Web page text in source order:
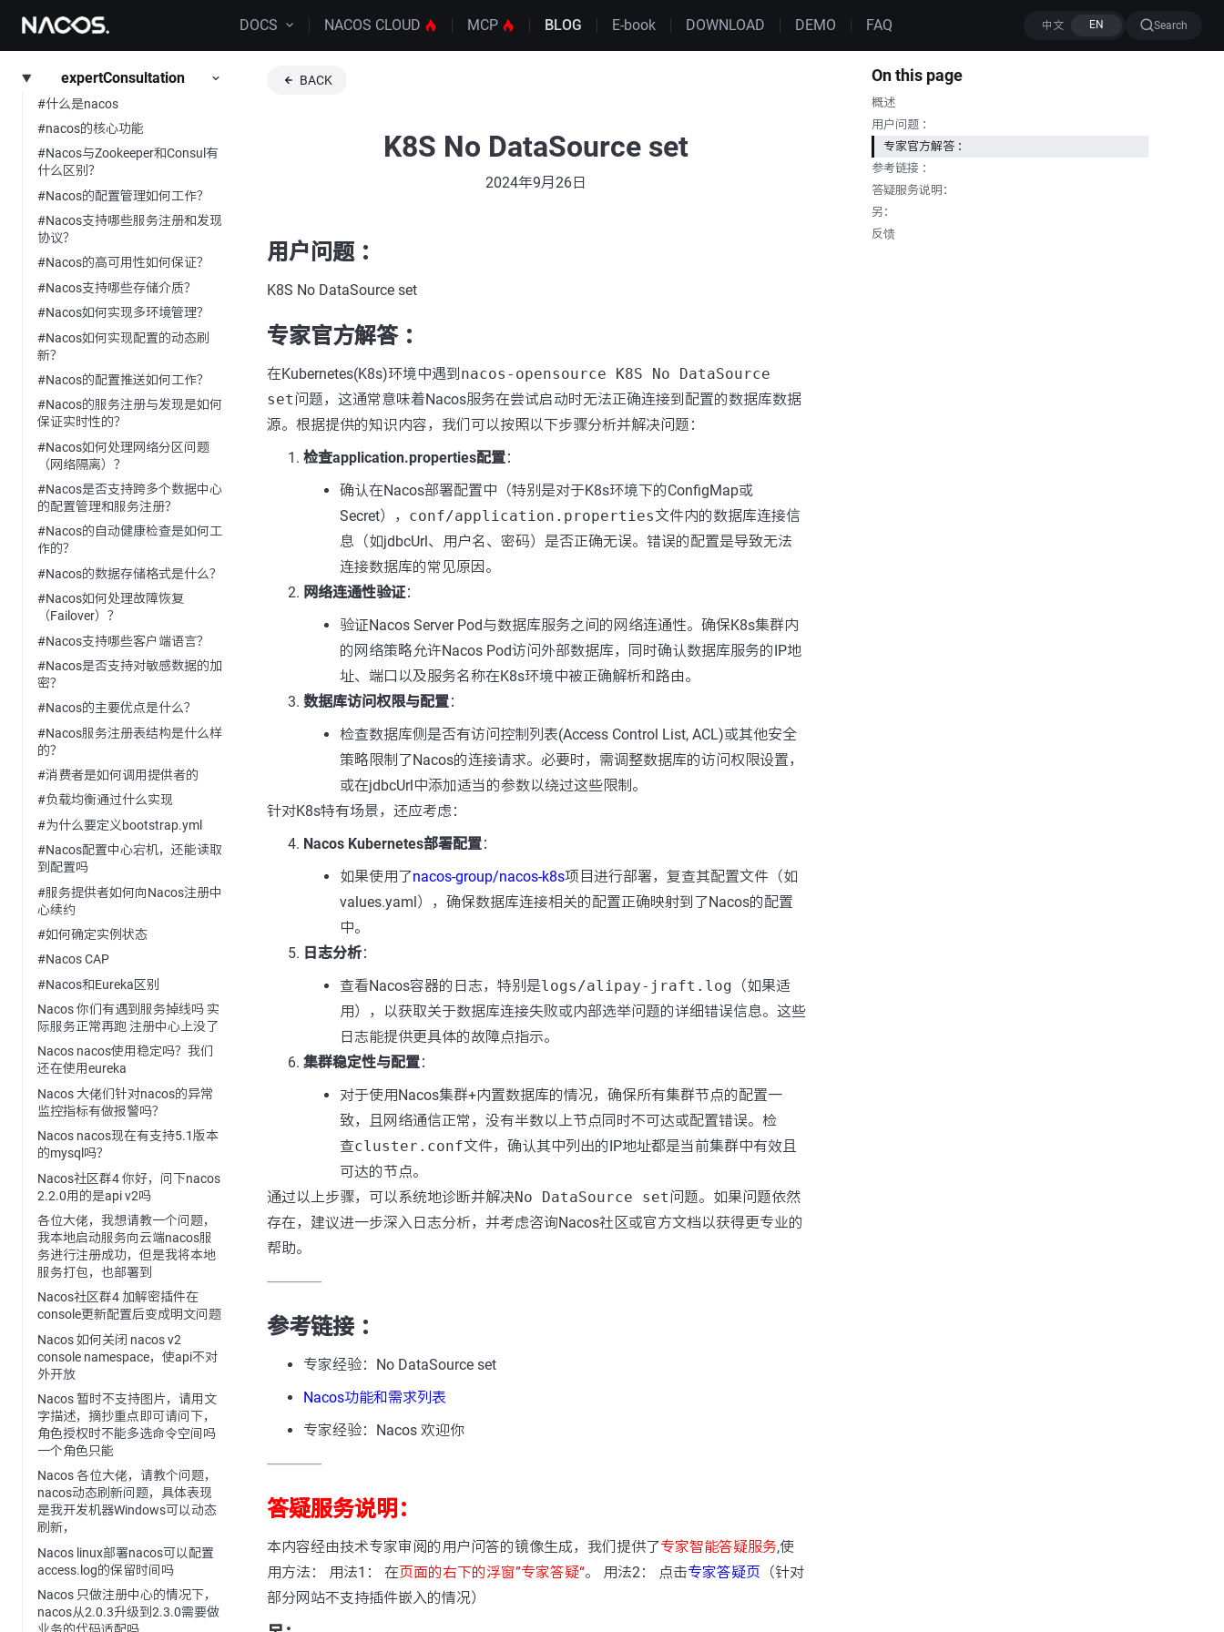
DOCS NACOS CLOUD MCP BLOG E-book DOWNLOAD DEMO FAQ Search
expertConsultation
#什么是nacos
#nacos的核心功能
#Nacos与Zookeeper和Consul有
什么区别？
#Nacos的配置管理如何工作？
#Nacos支持哪些服务注册和发现
协议？
#Nacos的高可用性如何保证？
#Nacos支持哪些存储介质？
#Nacos如何实现多环境管理？
#Nacos如何实现配置的动态刷
新？
#Nacos的配置推送如何工作？
#Nacos的服务注册与发现是如何
保证实时性的？
#Nacos如何处理网络分区问题
（网络隔离）？
#Nacos是否支持跨多个数据中心
的配置管理和服务注册？
#Nacos的自动健康检查是如何工
作的？
#Nacos的数据存储格式是什么？
#Nacos如何处理故障恢复
（Failover）？
#Nacos支持哪些客户端语言？
#Nacos是否支持对敏感数据的加
密？
#Nacos的主要优点是什么？
#Nacos服务注册表结构是什么样
的？
#消费者是如何调用提供者的
#负载均衡通过什么实现
#为什么要定义bootstrap.yml
#Nacos配置中心宕机，还能读取
到配置吗
#服务提供者如何向Nacos注册中
心续约
#如何确定实例状态
#Nacos CAP
#Nacos和Eureka区别
Nacos 你们有遇到服务掉线吗 实
际服务正常再跑 注册中心上没了
Nacos nacos使用稳定吗？我们
还在使用eureka
Nacos 大佬们针对nacos的异常
监控指标有做报警吗？
Nacos nacos现在有支持5.1版本
的mysql吗？
Nacos社区群4 你好，问下nacos
2.2.0用的是api v2吗
各位大佬，我想请教一个问题，
我本地启动服务向云端nacos服
务进行注册成功，但是我将本地
服务打包，也部署到
Nacos社区群4 加解密插件在
console更新配置后变成明文问题
Nacos 如何关闭 nacos v2
console namespace，使api不对
外开放
Nacos 暂时不支持图片，请用文
字描述，摘抄重点即可请问下，
角色授权时不能多选命令空间吗
一个角色只能
Nacos 各位大佬，请教个问题，
nacos动态刷新问题，具体表现
是我开发机器Windows可以动态
刷新，
Nacos linux部署nacos可以配置
access.log的保留时间吗
Nacos 只做注册中心的情况下，
nacos从2.0.3升级到2.3.0需要做
BACK
K8S No DataSource set
2024年9月26日
用户问题 ：
K8S No DataSource set
专家官方解答 ：
在Kubernetes(K8s)环境中遇到 nacos-opensource K8S No DataSource
set 问题，这通常意味着Nacos服务在尝试启动时无法正确连接到配置的数据库数据
源。根据提供的知识内容，我们可以按照以下步骤分析并解决问题：
检查application.properties配置：
确认在Nacos部署配置中（特别是对于K8s环境下的ConfigMap或
Secret）， conf/application.properties文件内的数据库连接信
息（如jdbcUrl、用户名、密码）是否正确无误。错误的配置是导致无法
连接数据库的常见原因。
网络连通性验证：
验证Nacos Server Pod与数据库服务之间的网络连通性。确保K8s集群内
的网络策略允许Nacos Pod访问外部数据库，同时确认数据库服务的IP地
址、端口以及服务名称在K8s环境中被正确解析和路由。
数据库访问权限与配置：
检查数据库侧是否有访问控制列表(Access Control List, ACL)或其他安全
策略限制了Nacos的连接请求。必要时，需调整数据库的访问权限设置，
或在jdbcUrl中添加适当的参数以绕过这些限制。
针对K8s特有场景，还应考虑：
Nacos Kubernetes部署配置：
如果使用了nacos-group/nacos-k8s项目进行部署，复查其配置文件（如
values.yaml），确保数据库连接相关的配置正确映射到了Nacos的配置
中。
日志分析：
查看Nacos容器的日志，特别是logs/alipay-jraft.log （如果适
用），以获取关于数据库连接失败或内部选举问题的详细错误信息。这些
日志能提供更具体的故障点指示。
集群稳定性与配置：
对于使用Nacos集群+内置数据库的情况，确保所有集群节点的配置一
致，且网络通信正常，没有半数以上节点同时不可达或配置错误。检
查cluster.conf文件，确认其中列出的IP地址都是当前集群中有效且
可达的节点。
通过以上步骤，可以系统地诊断并解决No DataSource set 问题。如果问题依然
存在，建议进一步深入日志分析，并考虑咨询Nacos社区或官方文档以获得更专业的
帮助。
---------------
参考链接 ：
专家经验：No DataSource set
Nacos功能和需求列表
专家经验：Nacos 欢迎你
---------------
答疑服务说明：
本内容经由技术专家审阅的用户问答的镜像生成，我们提供了专家智能答疑服务,使
用方法： 用法1： 在页面的右下的浮窗”专家答疑“。 用法2： 点击专家答疑页 （针对
部分网站不支持插件嵌入的情况）
On this page
概述
用户问题 ：
专家官方解答 ：
参考链接 ：
答疑服务说明：
另：
反馈